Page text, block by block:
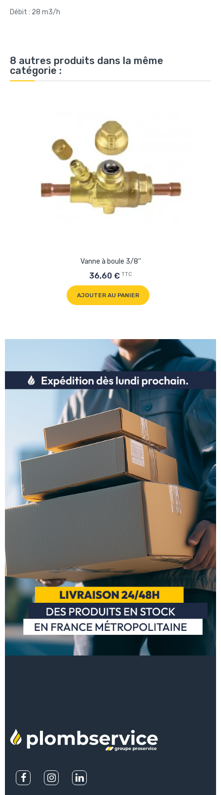
Débit : 28 m3/h
8 autres produits dans la même
catégorie :
Vanne à boule 3/8''
36,60 € TTC
AJOUTER AU PANIER